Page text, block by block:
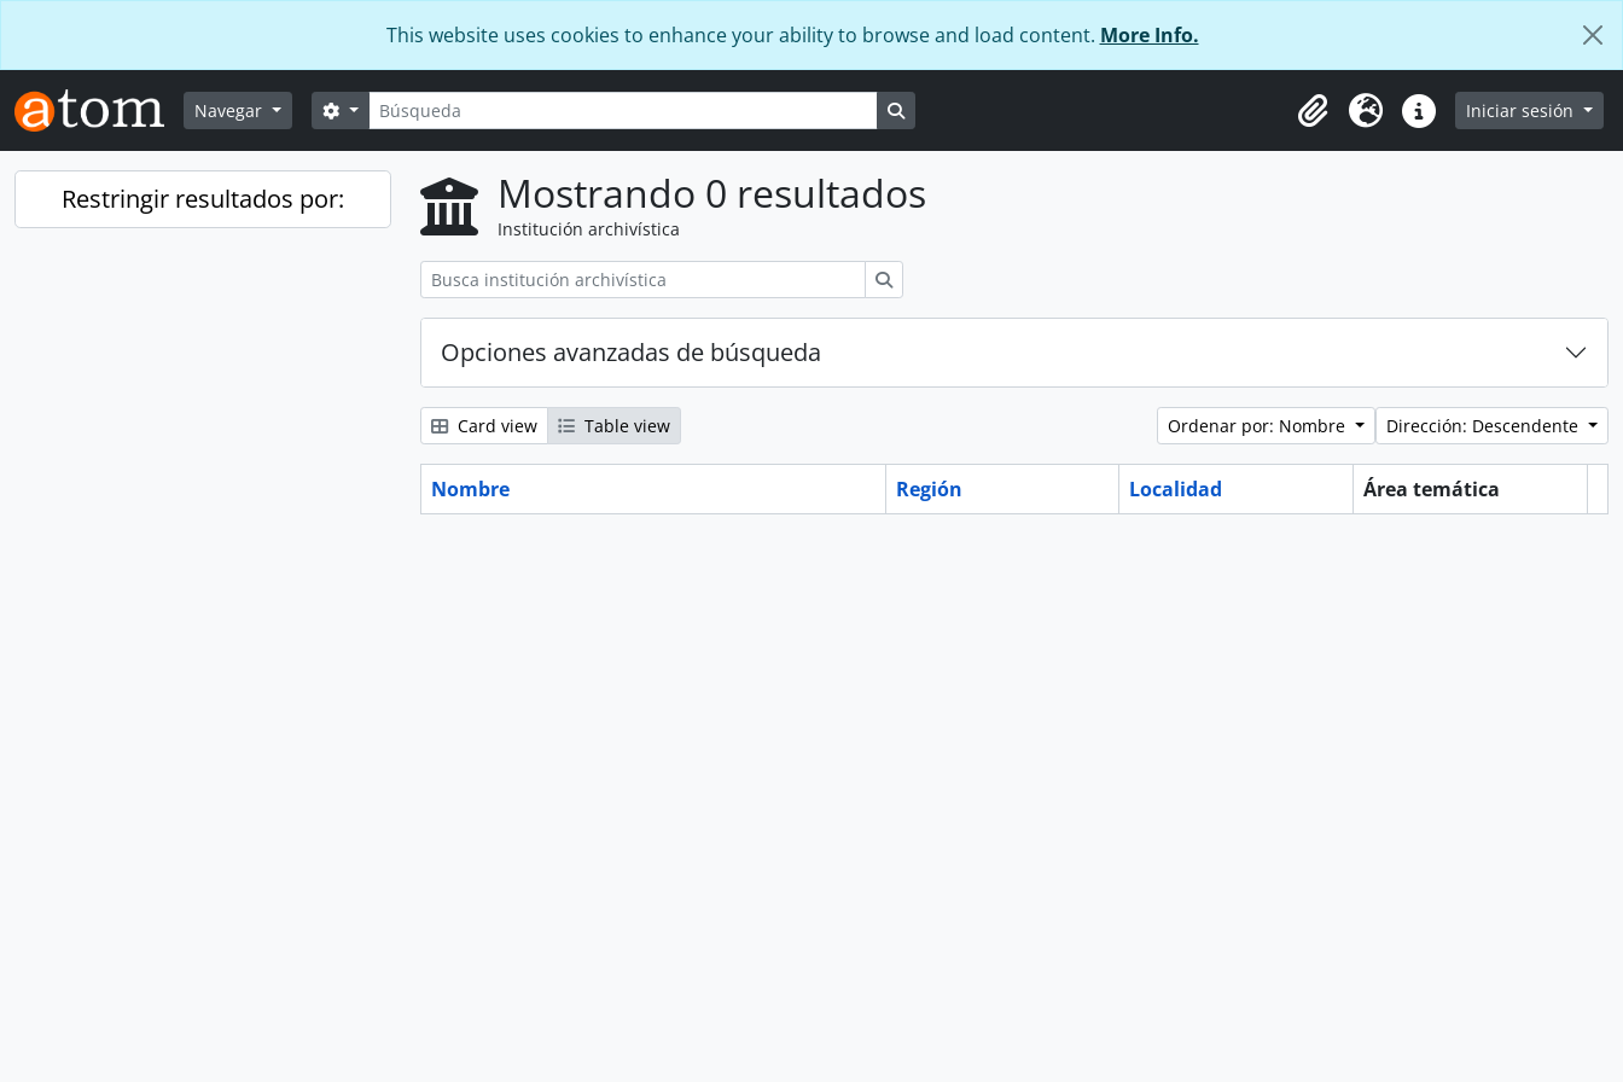
This website uses cookies to enhance your ability to browse and load content. More Info.
Navegar Búsqueda
Search options
Portapapeles
Idioma Enlaces rápidos
Iniciar sesión
Restringir resultados por: Mostrando 0 resultados
Institución archivística
Opciones avanzadas de búsqueda
Card view Table view Ordenar por: Nombre Dirección: Descendente
Nombre Región Localidad
Área temática